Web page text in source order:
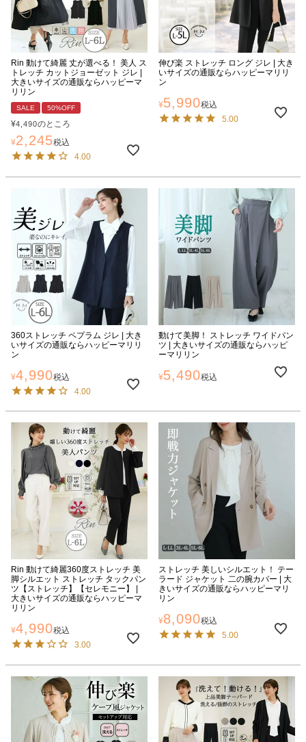
Rin 動けて綺麗 丈が選べる！ 美人 ス
トレッチ カットジョーゼット ジレ |
大きいサイズの通販ならハッピーマ
リリン
SALE 50%OFF
¥4,490のところ
¥2,245税込
4.00
伸び楽 ストレッチ ロング ジレ | 大き
いサイズの通販ならハッピーマリリ
ン
¥5,990税込
5.00
360ストレッチ ペプラム ジレ | 大き
いサイズの通販ならハッピーマリリ
ン
¥4,990税込
4.00
動けて美脚！ ストレッチ ワイドパン
ツ | 大きいサイズの通販ならハッピ
ーマリリン
¥5,490税込
Rin 動けて綺麗360度ストレッチ 美
脚シルエット ストレッチ タックパン
ツ【ストレッチ】【セレモニー】 |
大きいサイズの通販ならハッピーマ
リリン
¥4,990税込
3.00
ストレッチ 美しいシルエット！ テー
ラード ジャケット 二の腕カバー | 大
きいサイズの通販ならハッピーマリ
リン
¥8,090税込
5.00